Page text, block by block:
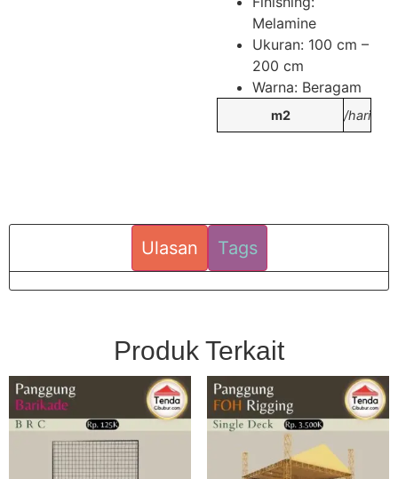
Melamine
Ukuran: 100 cm –
200 cm
Warna: Beragam
m2 /hari
Ulasan Tags
Produk Terkait